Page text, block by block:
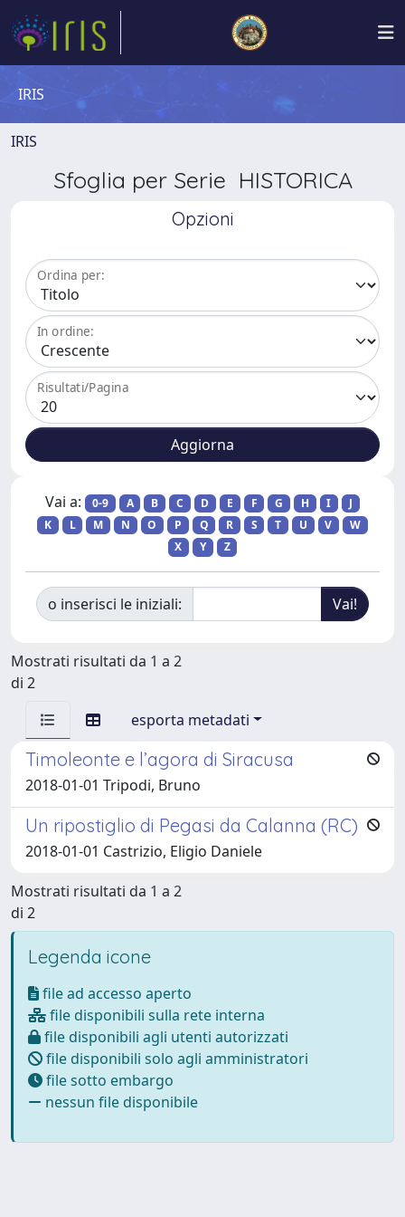
IRIS
IRIS
Sfoglia per Serie HISTORICA
Opzioni
Ordina per:
In ordine:
Risultati/Pagina
Vai a: 0-9 A B C D E F G H I
J
K
L M N O P Q R S T U V
W
X
Y Z
o inserisci le iniziali:
Mostrati risultati da 1 a 2
di 2
esporta metadati
Timoleonte e l’agora di Siracusa
2018-01-01 Tripodi, Bruno
Un ripostiglio di Pegasi da Calanna (RC)
2018-01-01 Castrizio, Eligio Daniele
Mostrati risultati da 1 a 2
di 2
Legenda icone
file ad accesso aperto
file disponibili sulla rete interna
file disponibili agli utenti autorizzati
file disponibili solo agli amministratori
file sotto embargo
nessun file disponibile